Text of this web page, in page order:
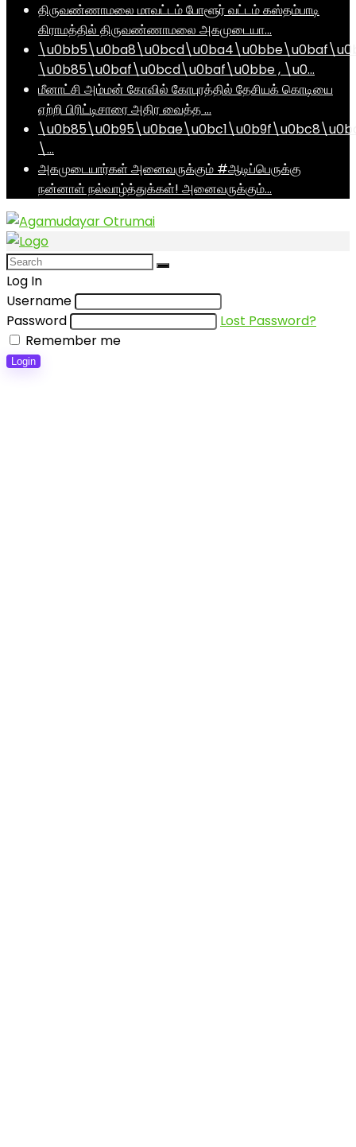
திருவண்ணாமலை மாவட்டம் போளூர் வட்டம் கஸ்தம்பாடி
கிராமத்தில் திருவண்ணாமலை அகமுடையா…
\u0b85\u0baf\u0bcd\u0baf\u0bbe , \u0…
மீனாட்சி அம்மன் கோவில் கோபுரத்தில் தேசியக் கொடியை
ஏற்றி பிரிட்டிசாரை அதிர வைத்த …
\…
அகமுடையார்கள் அனைவருக்கும் #ஆடிப்பெருக்கு
நன்னாள் நல்வாழ்த்துக்கள்! அனைவருக்கும்…
Log In
Username
Password
Lost Password?
Remember me
Login